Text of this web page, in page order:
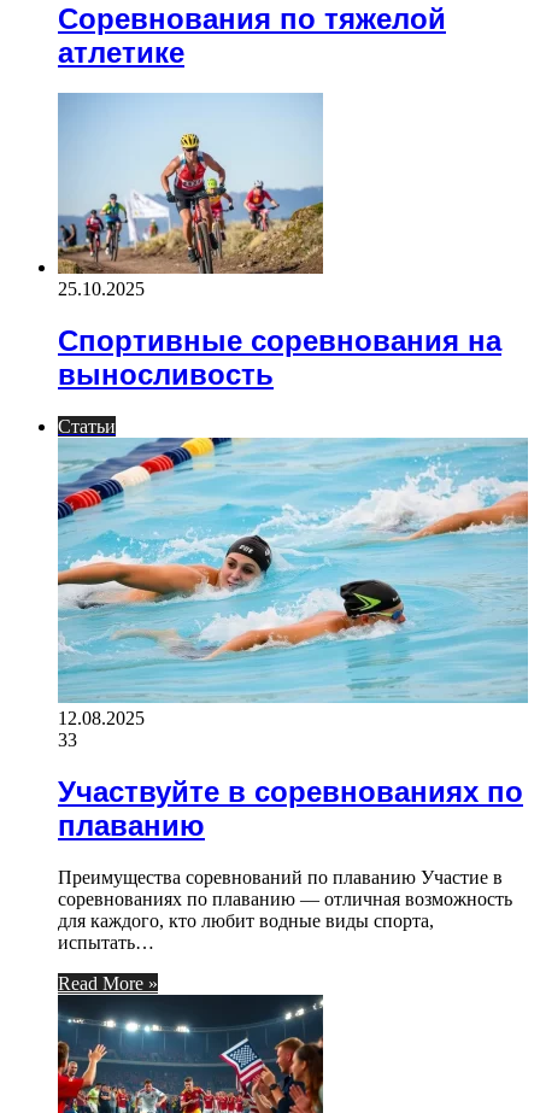
Соревнования по тяжелой
атлетике
25.10.2025
Спортивные соревнования на
выносливость
Статьи
12.08.2025
33
Участвуйте в соревнованиях по
плаванию
Преимущества соревнований по плаванию Участие в
соревнованиях по плаванию — отличная возможность
для каждого, кто любит водные виды спорта,
испытать…
Read More »